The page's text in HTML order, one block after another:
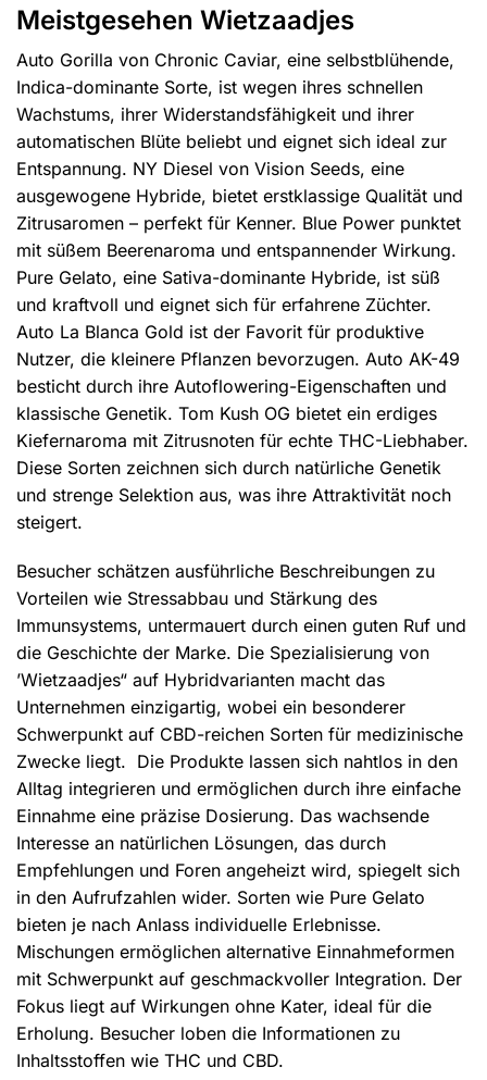
Meistgesehen Wietzaadjes
Auto Gorilla von Chronic Caviar, eine selbstblühende,
Indica-dominante Sorte, ist wegen ihres schnellen
Wachstums, ihrer Widerstandsfähigkeit und ihrer
automatischen Blüte beliebt und eignet sich ideal zur
Entspannung. NY Diesel von Vision Seeds, eine
ausgewogene Hybride, bietet erstklassige Qualität und
Zitrusaromen – perfekt für Kenner. Blue Power punktet
mit süßem Beerenaroma und entspannender Wirkung.
Pure Gelato, eine Sativa-dominante Hybride, ist süß
und kraftvoll und eignet sich für erfahrene Züchter.
Auto La Blanca Gold ist der Favorit für produktive
Nutzer, die kleinere Pflanzen bevorzugen. Auto AK-49
besticht durch ihre Autoflowering-Eigenschaften und
klassische Genetik. Tom Kush OG bietet ein erdiges
Kiefernaroma mit Zitrusnoten für echte THC-Liebhaber.
Diese Sorten zeichnen sich durch natürliche Genetik
und strenge Selektion aus, was ihre Attraktivität noch
steigert.
Besucher schätzen ausführliche Beschreibungen zu
Vorteilen wie Stressabbau und Stärkung des
Immunsystems, untermauert durch einen guten Ruf und
die Geschichte der Marke. Die Spezialisierung von
’Wietzaadjes“ auf Hybridvarianten macht das
Unternehmen einzigartig, wobei ein besonderer
Schwerpunkt auf CBD-reichen Sorten für medizinische
Zwecke liegt. Die Produkte lassen sich nahtlos in den
Alltag integrieren und ermöglichen durch ihre einfache
Einnahme eine präzise Dosierung. Das wachsende
Interesse an natürlichen Lösungen, das durch
Empfehlungen und Foren angeheizt wird, spiegelt sich
in den Aufrufzahlen wider. Sorten wie Pure Gelato
bieten je nach Anlass individuelle Erlebnisse.
Mischungen ermöglichen alternative Einnahmeformen
mit Schwerpunkt auf geschmackvoller Integration. Der
Fokus liegt auf Wirkungen ohne Kater, ideal für die
Erholung. Besucher loben die Informationen zu
Inhaltsstoffen wie THC und CBD.